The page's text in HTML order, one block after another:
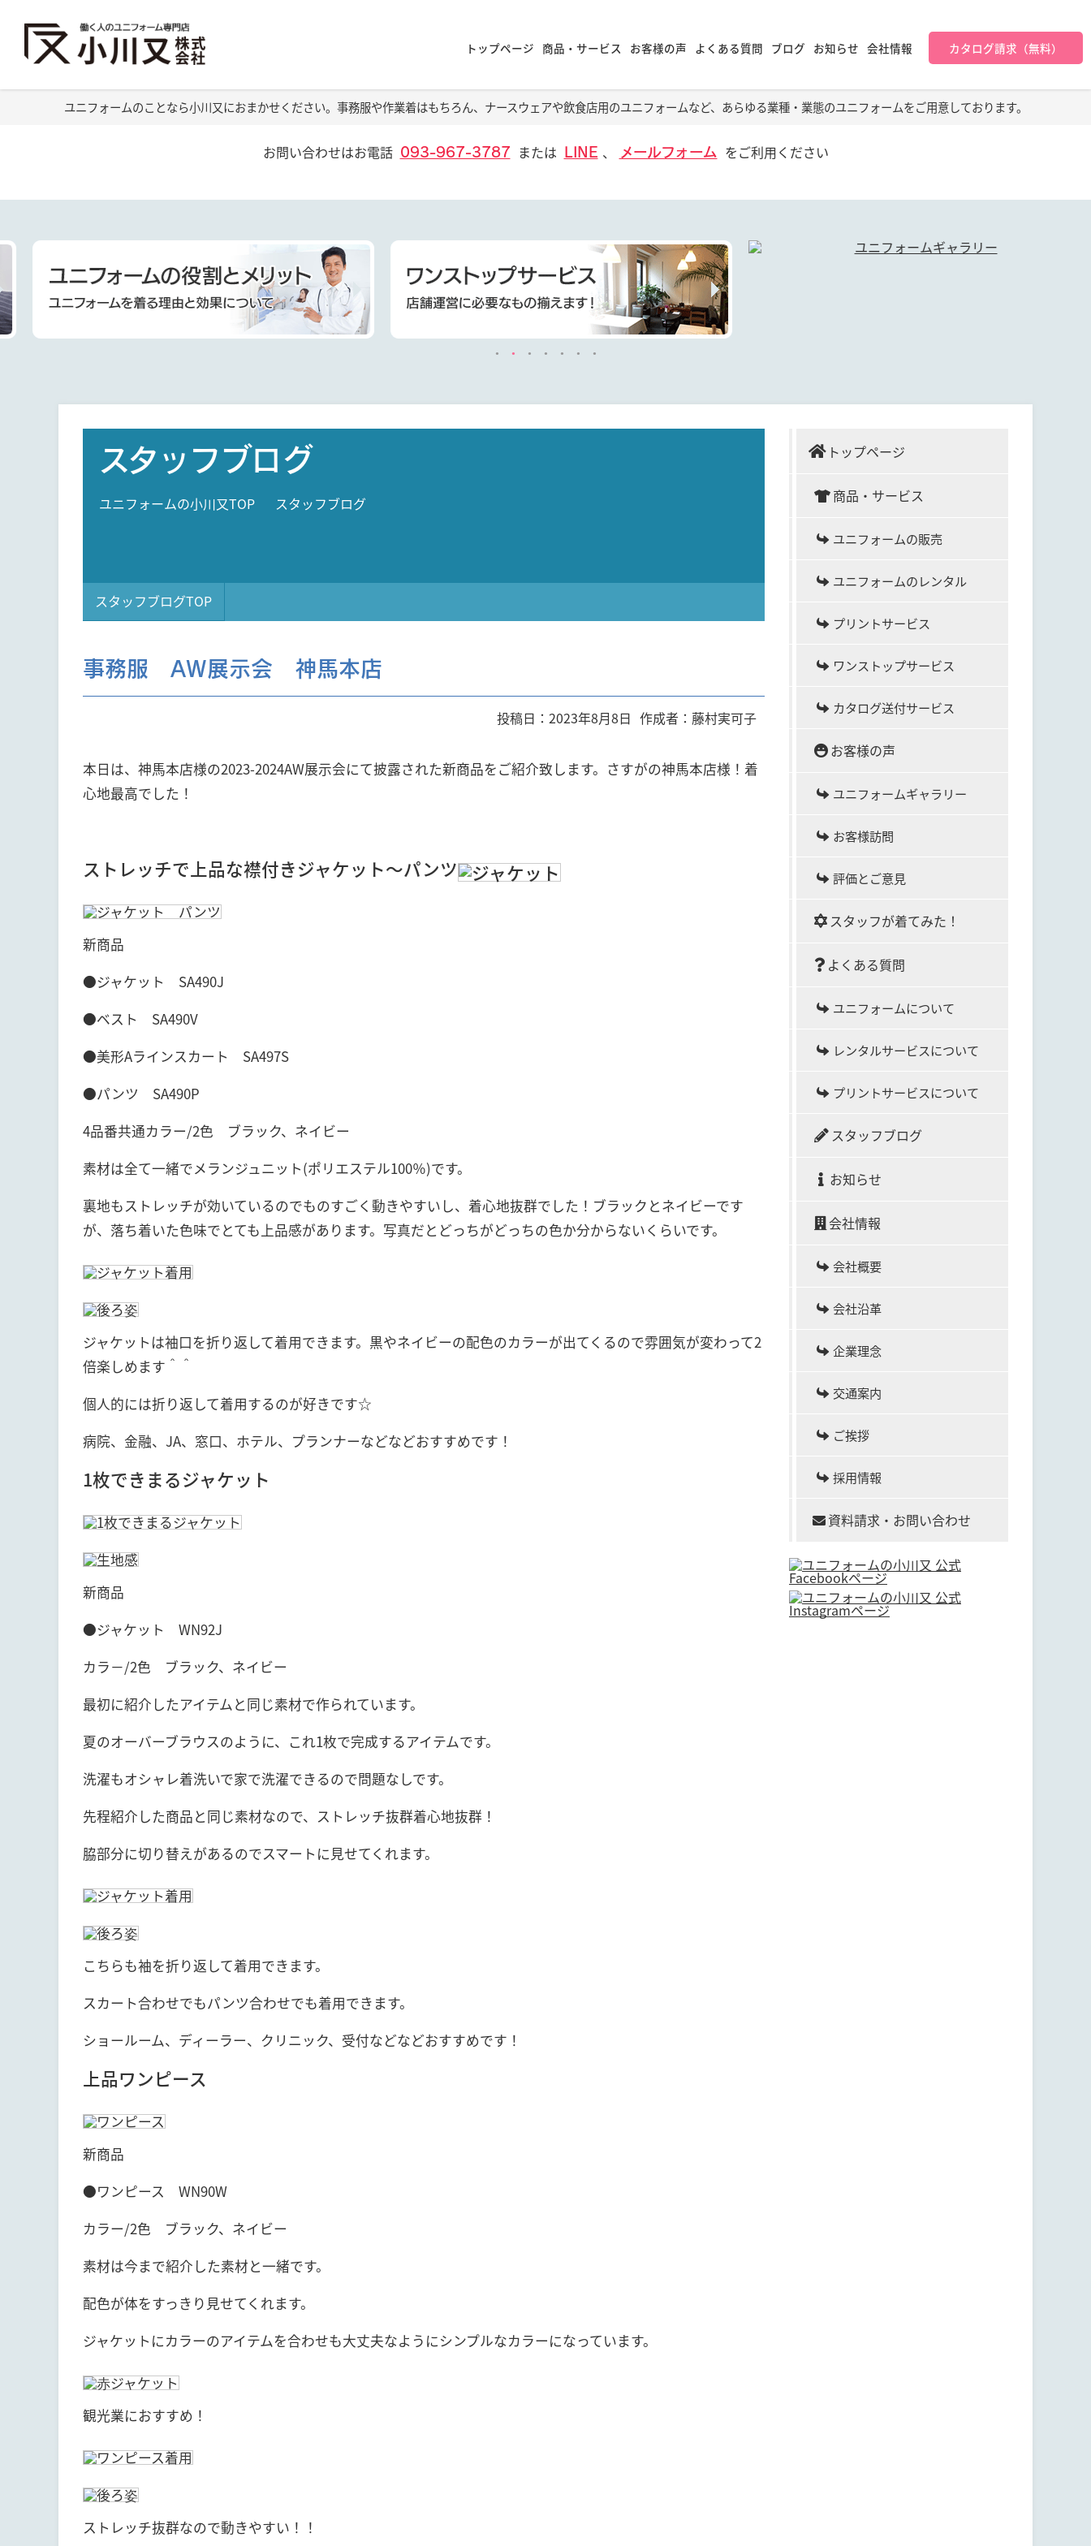
トップページ 商品・サービス お客様の声 よくある質問 ブログ お知らせ 会社情報 カタログ請求（無料）
ユニフォームのことなら小川又におまかせください。事務服や作業着はもちろん、ナースウェアや飲食店用のユニフォームなど、あらゆる業種・業態のユニフォームをご用意しております。
お問い合わせはお電話 093-967-3787 または LINE 、 メールフォーム をご利用ください
スタッフブログ
ユニフォームの小川又TOP スタッフブログ
スタッフブログTOP
事務服 AW展示会 神馬本店
作成者：藤村実可子
投稿日：2023年8月8日
本日は、神馬本店様の2023-2024AW展示会にて披露された新商品をご紹介致します。さすがの神馬本店様！着
心地最高でした！
ストレッチで上品な襟付きジャケット～パンツ
新商品
●ジャケット SA490J
●ベスト SA490V
●美形Aラインスカート SA497S
●パンツ SA490P
4品番共通カラー/2色 ブラック、ネイビー
素材は全て一緒でメランジュニット(ポリエステル100％)です。
裏地もストレッチが効いているのでものすごく動きやすいし、着心地抜群でした！ブラックとネイビーです
が、落ち着いた色味でとても上品感があります。写真だとどっちがどっちの色か分からないくらいです。
ジャケットは袖口を折り返して着用できます。黒やネイビーの配色のカラーが出てくるので雰囲気が変わって2
倍楽しめます＾＾
個人的には折り返して着用するのが好きです☆
病院、金融、JA、窓口、ホテル、プランナーなどなどおすすめです！
1枚できまるジャケット
新商品
●ジャケット WN92J
カラ－/2色 ブラック、ネイビー
最初に紹介したアイテムと同じ素材で作られています。
夏のオーバーブラウスのように、これ1枚で完成するアイテムです。
洗濯もオシャレ着洗いで家で洗濯できるので問題なしです。
先程紹介した商品と同じ素材なので、ストレッチ抜群着心地抜群！
脇部分に切り替えがあるのでスマートに見せてくれます。
こちらも袖を折り返して着用できます。
スカート合わせでもパンツ合わせでも着用できます。
ショールーム、ディーラー、クリニック、受付などなどおすすめです！
上品ワンピース
新商品
●ワンピース WN90W
カラー/2色 ブラック、ネイビー
素材は今まで紹介した素材と一緒です。
配色が体をすっきり見せてくれます。
ジャケットにカラーのアイテムを合わせも大丈夫なようにシンプルなカラーになっています。
観光業におすすめ！
ストレッチ抜群なので動きやすい！！
トップページ
商品・サービス
ユニフォームの販売
ユニフォームのレンタル
プリントサービス
ワンストップサービス
カタログ送付サービス
お客様の声
ユニフォームギャラリー
お客様訪問
評価とご意見
スタッフが着てみた！
よくある質問
ユニフォームについて
レンタルサービスについて
プリントサービスについて
スタッフブログ
お知らせ
会社情報
会社概要
会社沿革
企業理念
交通案内
ご挨拶
採用情報
資料請求・お問い合わせ